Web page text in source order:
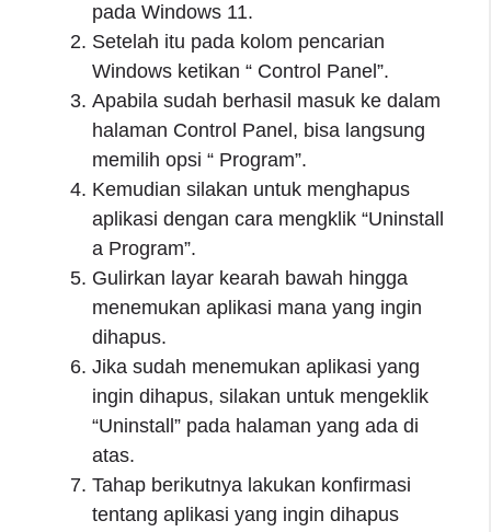
pada Windows 11.
Setelah itu pada kolom pencarian
Windows ketikan “ Control Panel”.
Apabila sudah berhasil masuk ke dalam
halaman Control Panel, bisa langsung
memilih opsi “ Program”.
Kemudian silakan untuk menghapus
aplikasi dengan cara mengklik “Uninstall
a Program”.
Gulirkan layar kearah bawah hingga
menemukan aplikasi mana yang ingin
dihapus.
Jika sudah menemukan aplikasi yang
ingin dihapus, silakan untuk mengeklik
“Uninstall” pada halaman yang ada di
atas.
Tahap berikutnya lakukan konfirmasi
tentang aplikasi yang ingin dihapus